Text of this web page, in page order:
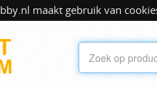
maakt gebruik van